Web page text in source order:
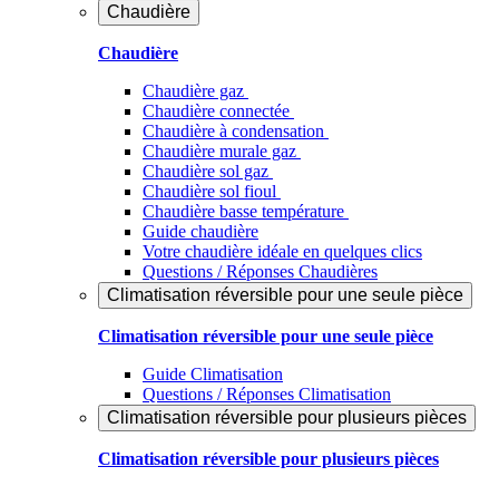
Chaudière
Chaudière
Chaudière gaz
Chaudière connectée
Chaudière à condensation
Chaudière murale gaz
Chaudière sol gaz
Chaudière sol fioul
Chaudière basse température
Guide chaudière
Votre chaudière idéale en quelques clics
Questions / Réponses Chaudières
Climatisation réversible pour une seule pièce
Climatisation réversible pour une seule pièce
Guide Climatisation
Questions / Réponses Climatisation
Climatisation réversible pour plusieurs pièces
Climatisation réversible pour plusieurs pièces